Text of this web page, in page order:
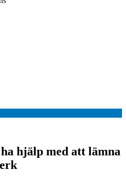
hjälp med att lämna